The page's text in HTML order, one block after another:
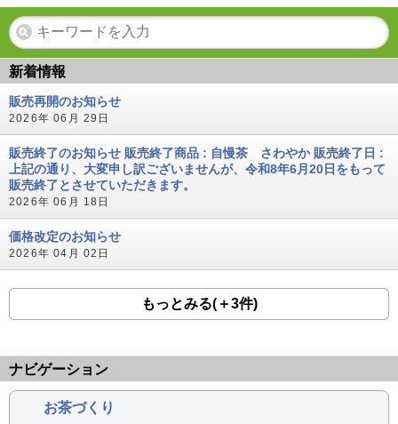
新着情報
販売再開のお知らせ
2026年 06月 29日
販売終了のお知らせ 販売終了商品 : 自慢茶 さわやか 販売終了日 :
上記の通り、大変申し訳ございませんが、令和8年6月20日をもって
販売終了とさせていただきます。
2026年 06月 18日
価格改定のお知らせ
2026年 04月 02日
もっとみる(＋3件)
ナビゲーション
お茶づくり